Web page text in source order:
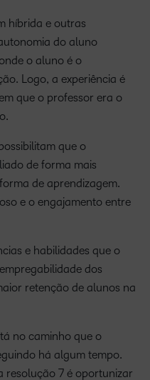
híbrida e outras
do aluno
o aluno é o
Logo, a experiência é
que o professor era o
que o
de forma mais
de aprendizagem.
e o engajamento entre
e habilidades que o
dos
retenção de alunos na
no caminho que o
há algum tempo.
resolução 7 é oportunizar